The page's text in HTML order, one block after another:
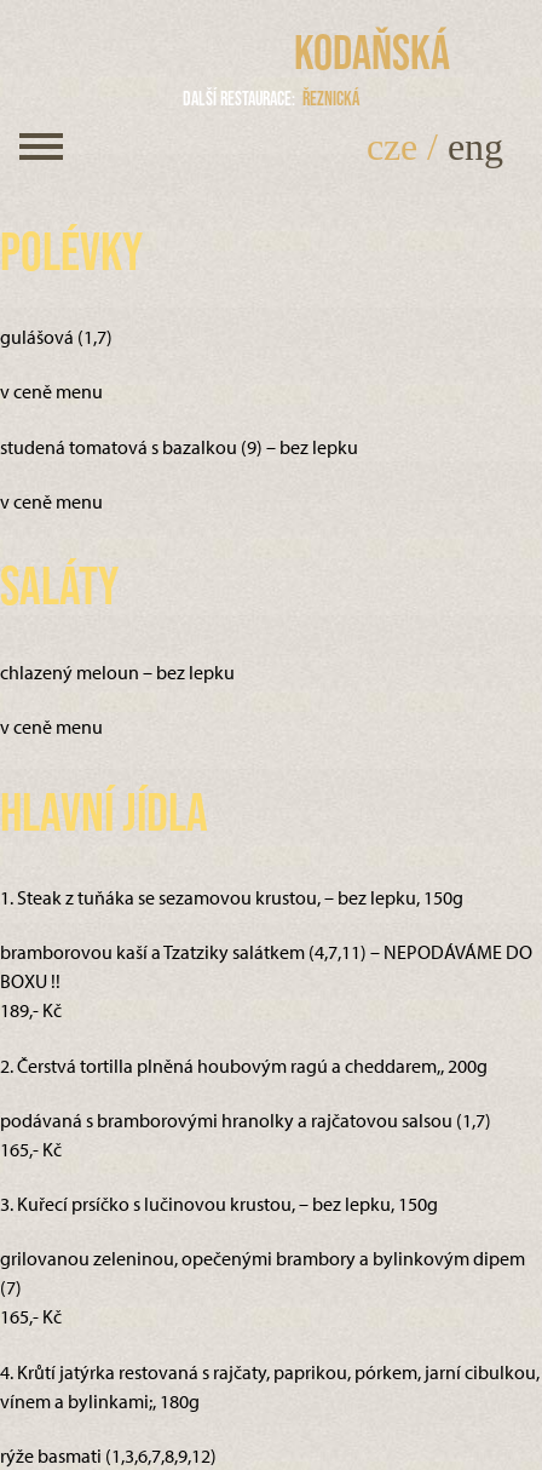
Kodaňská
Další restaurace Řeznická
cze / eng
Polévky
gulášová (1,7)
v ceně menu
studená tomatová s bazalkou (9) – bez lepku
v ceně menu
Saláty
chlazený meloun – bez lepku
v ceně menu
Hlavní jídla
1. Steak z tuňáka se sezamovou krustou, – bez lepku, 150g
bramborovou kaší a Tzatziky salátkem (4,7,11) – NEPODÁVÁME DO
BOXU !!
189,- Kč
2. Čerstvá tortilla plněná houbovým ragú a cheddarem,, 200g
podávaná s bramborovými hranolky a rajčatovou salsou (1,7)
165,- Kč
3. Kuřecí prsíčko s lučinovou krustou, – bez lepku, 150g
grilovanou zeleninou, opečenými brambory a bylinkovým dipem
(7)
165,- Kč
4. Krůtí jatýrka restovaná s rajčaty, paprikou, pórkem, jarní cibulkou,
vínem a bylinkami;, 180g
rýže basmati (1,3,6,7,8,9,12)